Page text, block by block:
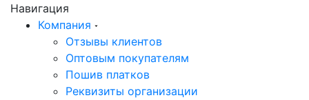
Навигация
Компания
Отзывы клиентов
Оптовым покупателям
Пошив платков
Реквизиты организации